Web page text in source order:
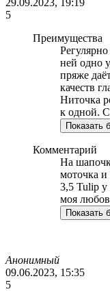
5
Преимущества
ней одно
пряже
качеств
Ниточка
к одной.
Показать
Комментарий
На
моточка
3,5 Tulip у
моя
Показать
Анонимный
09.06.2023, 15:35
5